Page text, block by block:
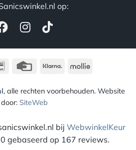
op:
BancontactCredit
Klarna Mollie
, alle rechten voorbehouden. Website
door: SiteWeb
bij WebwinkelKeur
gebaseerd op 167 reviews.